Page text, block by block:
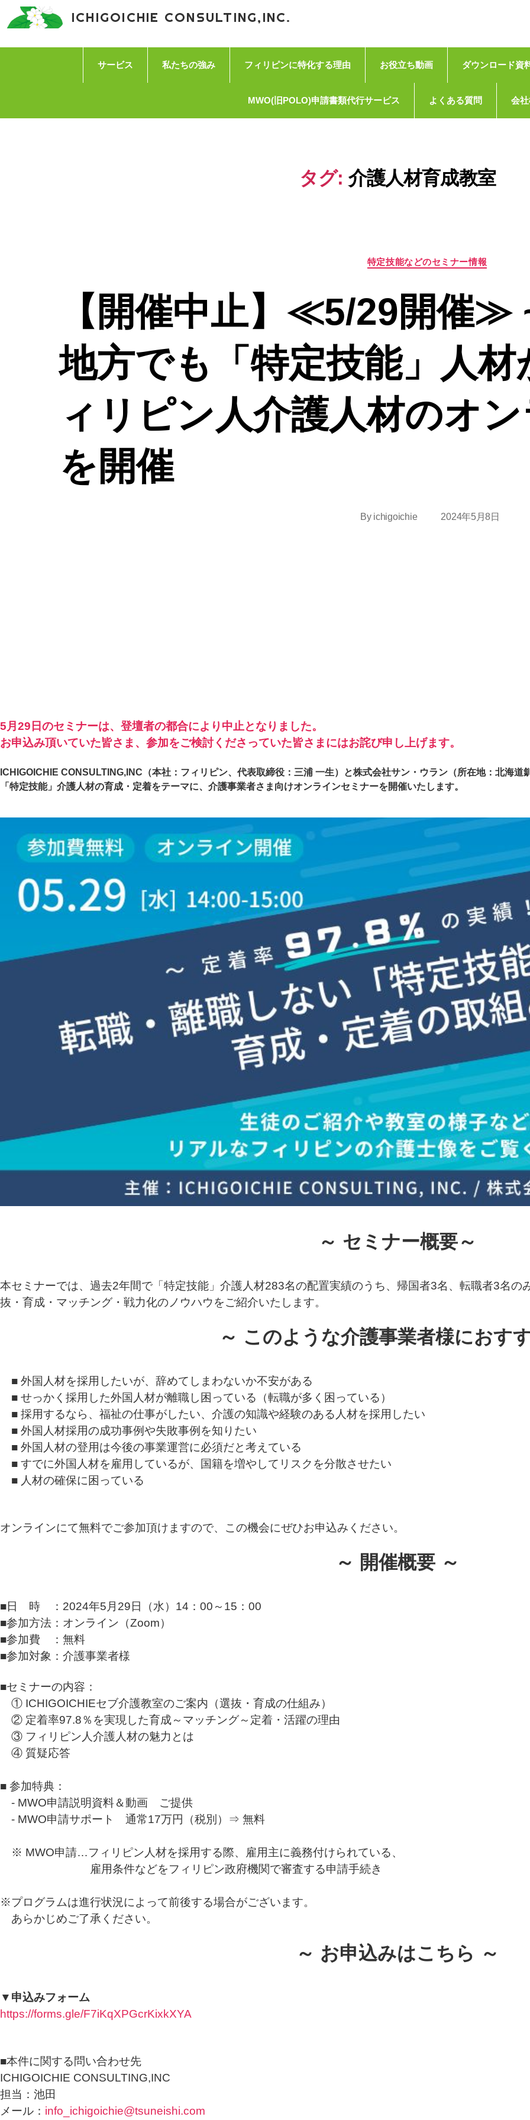
ICHIGOICHIE CONSULTING,INC.
サービス 私たちの強み フィリピンに特化する理由 お役立ち動画 ダウンロード資
MWO(旧POLO)申請書類代行サービス よくある質問 会
タグ: 介護人材育成教室
特定技能などのセミナー情報
【開催中止】≪5/29開催≫
地方でも「特定技能」人
ィリピン人介護人材のオ
を開催
Post
By ichigoichie
Post
2024年5月8日
5月29日のセミナーは、登壇者の都合により中止となりました。
お申込み頂いていた皆さま、参加をご検討くださっていた皆さまにはお詫び申し上げます。
ICHIGOICHIE CONSULTING,INC（本社：フィリピン、代表取締役：三浦 一生）と株式会社サン・ウラン（所在地：北海
「特定技能」介護人材の育成・定着をテーマに、介護事業者さま向けオンラインセミナーを開催いたします。
～ セミナー概要～
本セミナーでは、過去2年間で「特定技能」介護人材283名の配置実績のうち、帰国者3名、転職者3名の
抜・育成・マッチング・戦力化のノウハウをご紹介いたします。
～ このような介護事業者様におす
■ 外国人材を採用したいが、辞めてしまわないか不安がある
■ せっかく採用した外国人材が離職し困っている（転職が多く困っている）
■ 採用するなら、福祉の仕事がしたい、介護の知識や経験のある人材を採用したい
■ 外国人材採用の成功事例や失敗事例を知りたい
■ 外国人材の登用は今後の事業運営に必須だと考えている
■ すでに外国人材を雇用しているが、国籍を増やしてリスクを分散させたい
■ 人材の確保に困っている
オンラインにて無料でご参加頂けますので、この機会にぜひお申込みください。
～ 開催概要 ～
■日 時 ：2024年5月29日（水）14：00～15：00
■参加方法：オンライン（Zoom）
■参加費 ：無料
■参加対象：介護事業者様
■セミナーの内容：
① ICHIGOICHIEセブ介護教室のご案内（選抜・育成の仕組み）
② 定着率97.8％を実現した育成～マッチング～定着・活躍の理由
③ フィリピン人介護人材の魅力とは
④ 質疑応答
■ 参加特典：
‐ MWO申請説明資料＆動画 ご提供
‐ MWO申請サポート 通常17万円（税別）⇒ 無料
※ MWO申請…フィリピン人材を採用する際、雇用主に義務付けられている、
雇用条件などをフィリピン政府機関で審査する申請手続き
※プログラムは進行状況によって前後する場合がございます。
あらかじめご了承ください。
～ お申込みはこちら ～
▼申込みフォーム
https://forms.gle/F7iKqXPGcrKixkXYA
■本件に関する問い合わせ先
ICHIGOICHIE CONSULTING,INC
担当：池田
メール： info_ichigoichie@tsuneishi.com